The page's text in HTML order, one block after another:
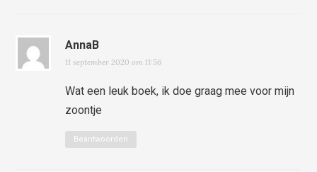
AnnaB
11 september 2020 om 11:56
Wat een leuk boek, ik doe graag mee voor mijn
zoontje
Beantwoorden